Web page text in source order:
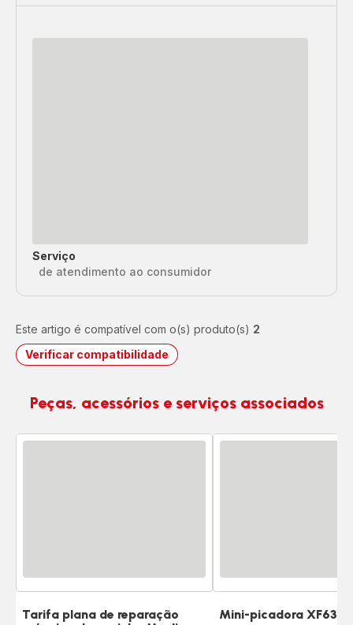
Serviço
de atendimento ao consumidor
Este artigo é compatível com o(s) produto(s) 2
Verificar compatibilidade
Peças, acessórios e serviços associados
Tarifa plana de reparação
Mini-picadora